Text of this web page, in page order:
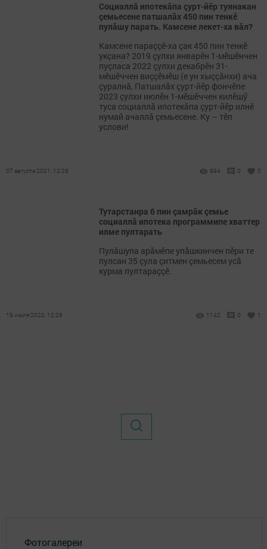
Социаллă ипотекăпа çурт-йӗр туянакан
çемьесене патшалăх 450 пин тенкӗ
пулăшу парать. Камсене лекет-ха вăл?
Камсене параççӗ-ха çак 450 пин тенкӗ
укçана? 2019 çулхи январӗн 1-мӗшӗнчен
пуçласа 2022 çулхи декабрӗн 31-
мӗшӗччен виççӗмӗш (е ун хыççăнхи) ача
çуралнă, Патшалăх çурт-йӗр фончӗпе
2023 çулхи июлӗн 1-мӗшӗччен килӗшӳ
туса социаллă ипотекăпа çурт-йӗр илнӗ
нумай ачаллă çемьесене. Ку – тӗп
услови!
07 августа 2021, 12:28 994 0 0
Тутарстанра 6 пин çамрăк çемье
социаллă ипотека программипе хваттер
илме пултарать
Пулăшупа арăмӗпе упăшкинчен пӗри те
пулсан 35 çула çитмен çемьесем усă
курма пултараççӗ.
19 июля 2020, 12:26 1142 0 1
Фотогалереи